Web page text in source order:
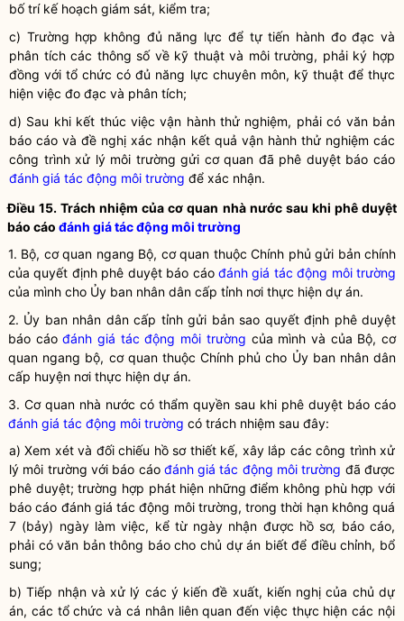
bố trí kế hoạch giám sát, kiểm tra;
c) Trường hợp không đủ năng lực để tự tiến hành đo đạc và
phân tích các thông số về kỹ thuật và môi trường, phải ký hợp
đồng với tổ chức có đủ năng lực chuyên môn, kỹ thuật để thực
hiện việc đo đạc và phân tích;
d) Sau khi kết thúc việc vận hành thử nghiệm, phải có văn bản
báo cáo và đề nghị xác nhận kết quả vận hành thử nghiệm các
công trình xử lý môi trường gửi cơ quan đã phê duyệt báo cáo
đánh giá tác động môi trường để xác nhận.
Điều 15. Trách nhiệm của cơ quan nhà nướcsau khi phê duyệt
báo cáo đánh giá tác động môi trường
1. Bộ, cơ quan ngang Bộ, cơ quan thuộc Chính phủ gửi bản chính
của quyết định phê duyệt báo cáo đánh giá tác động môi trường
của mình cho Ủy ban nhân dân cấp tỉnh nơi thực hiện dự án.
2. Ủy ban nhân dân cấp tỉnh gửi bản sao quyết định phê duyệt
báo cáođánh giá tác động môi trường của mình và của Bộ, cơ
quan ngang bộ, cơ quan thuộc Chính phủ cho Ủy ban nhân dân
cấp huyện nơi thực hiện dự án.
3. Cơ quan nhà nước có thẩm quyền sau khi phê duyệt báo cáo
đánh giá tác động môi trường có trách nhiệm sau đây:
a) Xem xét và đối chiếu hồ sơ thiết kế, xây lắp các công trình xử
lý môi trường với báo cáo đánh giá tác động môi trường đã được
phê duyệt; trường hợp phát hiện những điểm không phù hợp với
báo cáo đánh giá tác động môi trường, trong thời hạn không quá
7 (bảy) ngày làm việc, kể từ ngày nhận được hồ sơ, báo cáo,
phải có văn bản thông báo cho chủ dự án biết để điều chỉnh, bổ
sung;
b) Tiếp nhận và xử lý các ý kiến đề xuất, kiến nghị của chủ dự
án, các tổ chức và cá nhân liên quan đến việc thực hiện các nội